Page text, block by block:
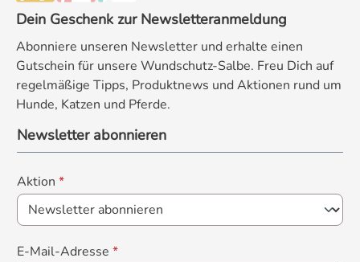
Dein Geschenk zur Newsletteranmeldung
Abonniere unseren Newsletter und erhalte einen
Gutschein für unsere Wundschutz-Salbe. Freu Dich auf
regelmäßige Tipps, Produktnews und Aktionen rund um
Hunde, Katzen und Pferde.
Newsletter abonnieren
Aktion *
E-Mail-Adresse *